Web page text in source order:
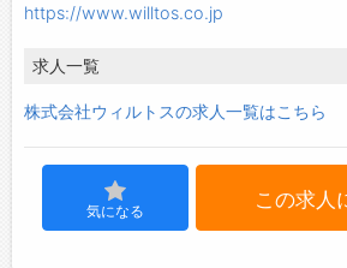
https://www.willtos.co.jp
求人一覧
株式会社ウィルトスの求人一覧はこちら
気になる この求人